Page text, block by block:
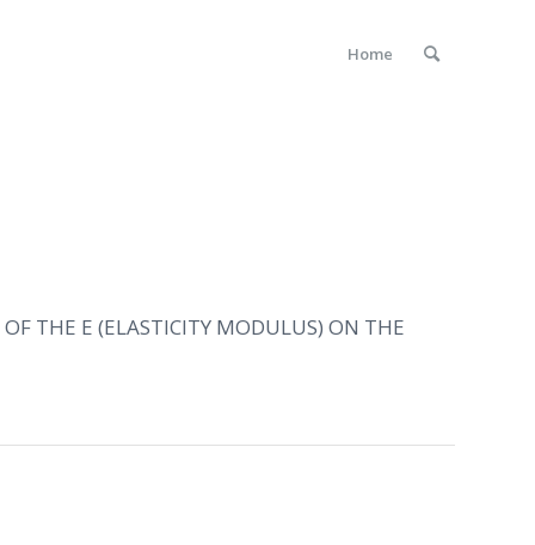
Home
THE E (ELASTICITY MODULUS) ON THE